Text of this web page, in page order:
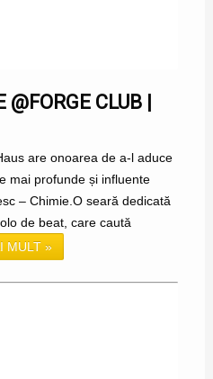
CLUB |
are onoarea de a-l aduce
mai profunde și influente
– Chimie.O seară dedicată
de beat, care caută
MULT »